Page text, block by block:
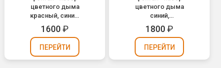
цветного дыма
красный, синий,
желтый,
зеленый,
оранжевый
MA0511 / Mix
(60 сек.)
1600₽
ПЕРЕЙТИ
цветного дыма
синий,
зеленый,
оранжевый,
красный,
желтый
MA0509//MIX
1800₽
ПЕРЕЙТИ